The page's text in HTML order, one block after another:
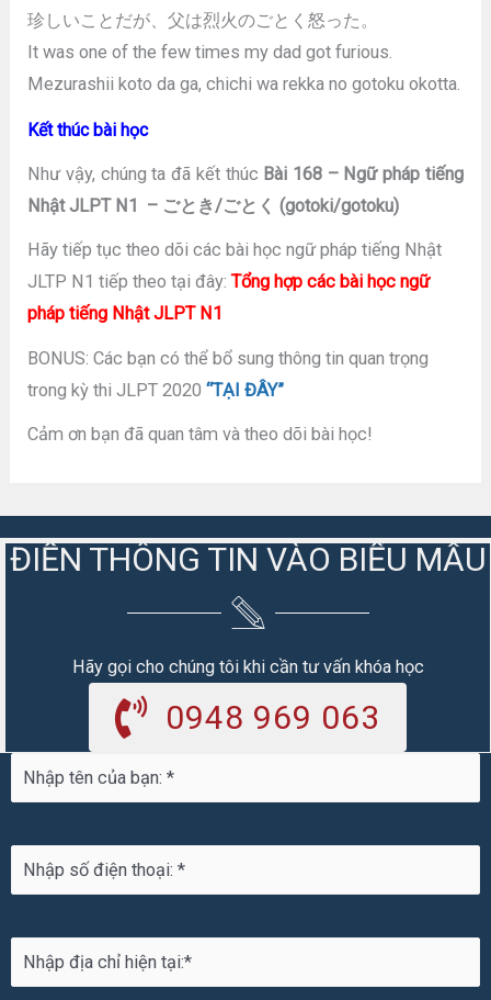
珍しいことだが、父は烈火のごとく怒った。
It was one of the few times my dad got furious.
Mezurashii koto da ga, chichi wa rekka no gotoku okotta.
Kết thúc bài học
Như vậy, chúng ta đã kết thúc Bài 168 – Ngữ pháp tiếng
Nhật JLPT N1 – ごとき/ごとく (gotoki/gotoku)
Hãy tiếp tục theo dõi các bài học ngữ pháp tiếng Nhật
JLTP N1 tiếp theo tại đây:Tổng hợp các bài học ngữ
pháp tiếng Nhật JLPT N1
BONUS: Các bạn có thể bổ sung thông tin quan trọng
trong kỳ thi JLPT 2020“TẠI ĐÂY”
Cảm ơn bạn đã quan tâm và theo dõi bài học!
ĐIỀN THÔNG TIN VÀO BIỂU MẪU
Hãy gọi cho chúng tôi khi cần tư vấn khóa học
0948 969 063